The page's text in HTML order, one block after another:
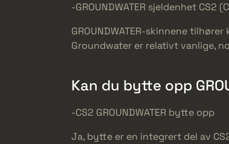
-GROUNDWATER sjeldenhet CS2
GROUNDWATER-skinnene
Groundwater er relativt vanlige,
Kan du bytte opp
-CS2 GROUNDWATER bytte opp
Ja, bytte er en integrert del av